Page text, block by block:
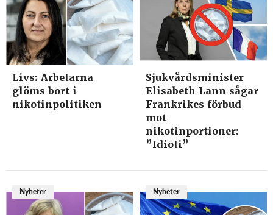
Livs: Arbetarna
glöms bort i
nikotinpolitiken
Sjukvårdsminister
Elisabeth Lann sågar
Frankrikes förbud
mot
nikotinportioner:
”Idioti”
Nyheter Nyheter